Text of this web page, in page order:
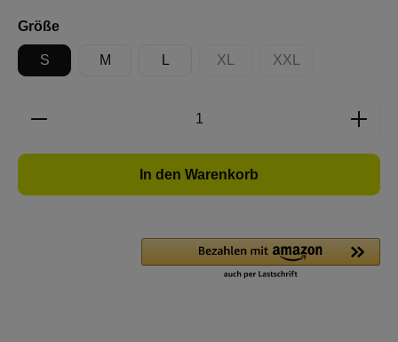
Größeauswählen
S M L XL
(Diese Option ist zurzeit nicht
XXL
(Diese Option ist
Produkt Anzahl: Gib den gewünschten
In den Warenkorb